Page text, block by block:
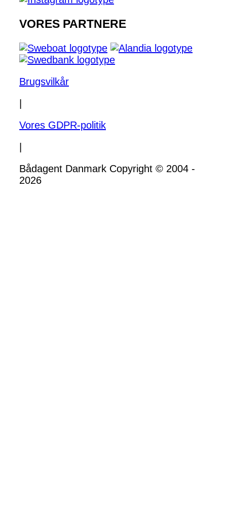
VORES PARTNERE
Brugsvilkår
Vores GDPR-politik
Bådagent Danmark Copyright © 2004 -
2026